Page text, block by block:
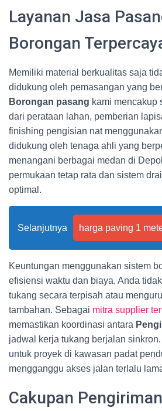
Layanan Jasa
Borongan
Memiliki material berkualitas saja
didukung oleh pemasangan yang
Borongan pasang kami mencakup
dari perataan lahan, pemberian
finishing pengisian nat
didukung oleh tenaga ahli yang
menangani berbagai medan di
permukaan tetap rata dan sistem
optimal.
Selanjutnya harga paving 1
Keuntungan menggunakan sistem
efisiensi waktu dan biaya. Anda
tukang secara terpisah atau
tambahan. Sebagai mitra supplier
memastikan koordinasi antara
jadwal kerja tukang berjalan
untuk proyek di kawasan padat
mengganggu akses jalan terlalu
Cakupan